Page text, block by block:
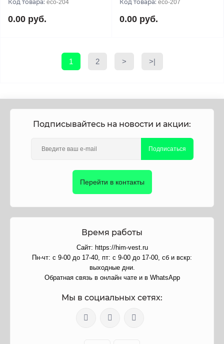
Код товара: eco-204
0.00 руб.
Код товара: eco-207
0.00 руб.
1 2 > >|
Подписывайтесь на новости и акции:
Подписаться
Перейти в контакты
Время работы
Сайт: https://him-vest.ru
Пн-чт: с 9-00 до 17-40, пт: с 9-00 до 17-00, сб и вскр:
выходные дни.
Обратная связь в онлайн чате и в WhatsApp
Мы в социальных сетях: